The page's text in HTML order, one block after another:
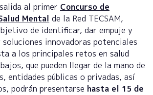
al primer Concurso de
Mental de la Red TECSAM,
de identificar, dar empuje y
soluciones innovadoras potenciales
a los principales retos en salud
que pueden llegar de la mano de
entidades públicas o privadas, así
podrán presentarse hasta el 15 de